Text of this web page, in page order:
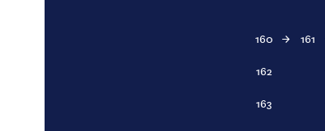
160 → 161
162
163